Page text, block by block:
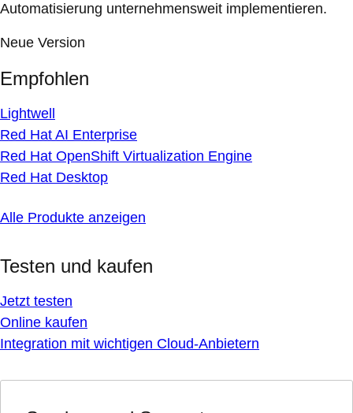
Automatisierung unternehmensweit implementieren.
Neue Version
Empfohlen
Lightwell
Red Hat AI Enterprise
Red Hat OpenShift Virtualization Engine
Red Hat Desktop
Alle Produkte anzeigen
Testen und kaufen
Jetzt testen
Online kaufen
Integration mit wichtigen Cloud-Anbietern